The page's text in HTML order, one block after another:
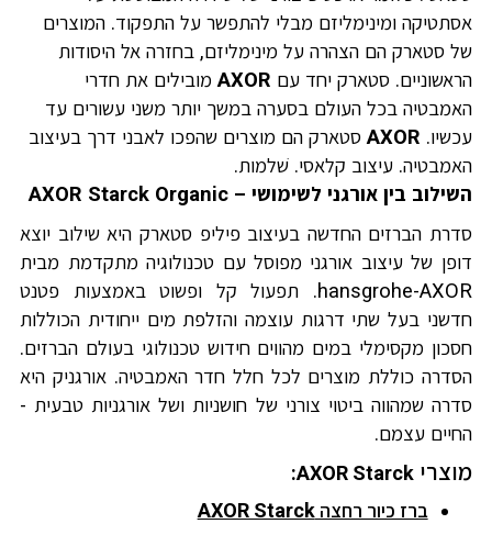
אסתטיקה ומינימליזם מבלי להתפשר על התפקוד. המוצרים
של סטארק הם הצהרה על מינימליזם, בחזרה אל היסודות
הראשוניים. סטארק יחד עם AXORמובילים את חדרי
האמבטיה בכל העולם בסערה במשך יותר משני עשורים עד
עכשיו. AXORסטארק הם מוצרים שהפכו לאבני דרך בעיצוב
האמבטיה. עיצוב קלאסי. שׁלמות.
השילוב בין אורגני לשימושי –AXOR Starck Organic
סדרת הברזים החדשה בעיצוב פיליפ סטארק היא שילוב יוצא
דופן של עיצוב אורגני מפוסל עם טכנולוגיה מתקדמת מבית
hansgrohe-AXOR. תפעול קל ופשוט באמצעות פטנט
חדשני בעל שתי דרגות עוצמה והזלפת מים ייחודית הכוללות
חסכון מקסימלי במים מהווים חידוש טכנולוגי בעולם הברזים.
הסדרה כוללת מוצרים לכל חלל חדר האמבטיה. אורגניק היא
סדרה שמהווה ביטוי צורני של חושניות ושל אורגניות טבעית -
החיים עצמם.
מוצריAXOR Starck
:
ברז כיור רחצהAXOR Starck